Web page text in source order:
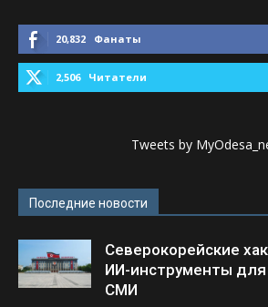
20,832 Фанаты
2,506 Читатели
Tweets by
Последние новости
Северокорейские
ИИ-инструменты для
СМИ